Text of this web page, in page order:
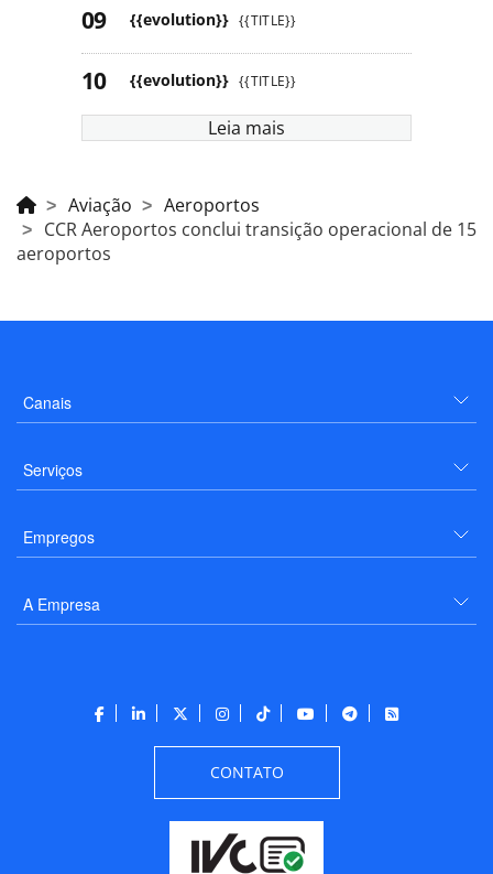
{{evolution}} {{TITLE}}
{{evolution}} {{TITLE}}
Leia mais
Aviação
Aeroportos
CCR Aeroportos conclui transição operacional de 15
aeroportos
Canais
Serviços
Empregos
A Empresa
CONTATO